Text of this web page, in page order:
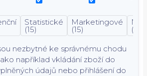
Statistické
(15)
Marketingové
(15) (7)
nezbytné ke správnému chodu
například vkládání zboží do
údajů nebo přihlášení do